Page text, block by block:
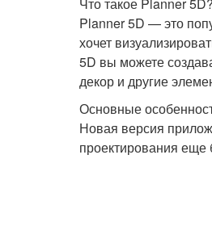
Planner 5D — это
хочет
5D вы можете
декор и другие
Основные
Новая версия
проектирования